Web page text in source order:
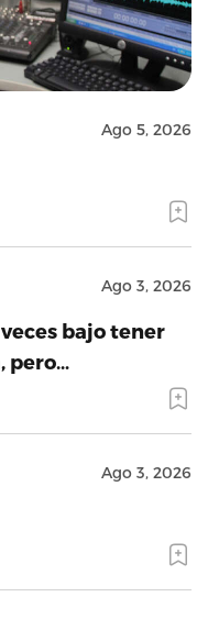
Ago 5, 2026
Ago 3, 2026
bajo tener
pero…
Ago 3, 2026